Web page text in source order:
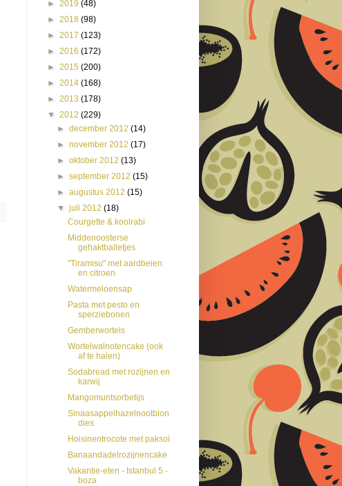
► 2019 (48)
► 2018 (98)
► 2017 (123)
► 2016 (172)
► 2015 (200)
► 2014 (168)
► 2013 (178)
▼ 2012 (229)
►december 2012(14)
►november 2012(17)
►oktober 2012(13)
►september 2012(15)
►augustus 2012(15)
▼juli 2012(18)
Courgette & koolrabi
Middenoosterse
gehaktballetjes
"Tiramisu" met aardbeien
en citroen
Watermeloensap
Pasta met pesto en
sperziebonen
Gemberwortels
Wortelwalnotencake (ook
af te halen)
Sodabread met rozijnen en
karwij
Mangomuntsorbetijs
Sinaasappelhazelnootblon
dies
Hoisinentrocote met paksoi
Banaandadelrozijnencake
Vakantie-eten - Istanbul 5 -
boza